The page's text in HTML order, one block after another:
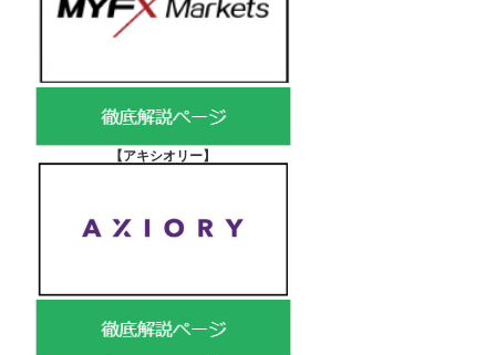
【アキシオリー】